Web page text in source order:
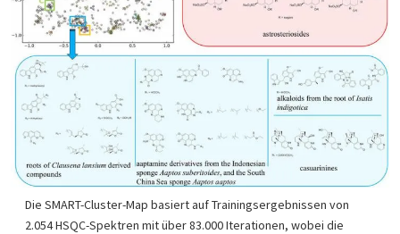
Die SMART-Cluster-Map basiert auf Trainingsergebnissen von
2.054 HSQC-Spektren mit über 83.000 Iterationen, wobei die